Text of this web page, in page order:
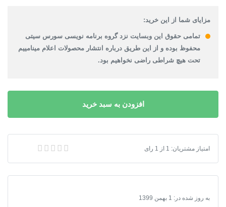
مزایای شما از این خرید:
تمامی حقوق این وبسایت نزد گروه برنامه نویسی سورس سیتی
محفوظ بوده و از این طریق درباره انتشار محصولات اعلام مینامییم
تحت هیچ شراطی راضی نخواهیم بود.
افزودن به سبد خرید
اسکریپت شبکه اجتماعی phpfox فارسی رایکا
امتیاز مشتریان: 1 از 1 رای
به روز شده در: 1 بهمن 1399